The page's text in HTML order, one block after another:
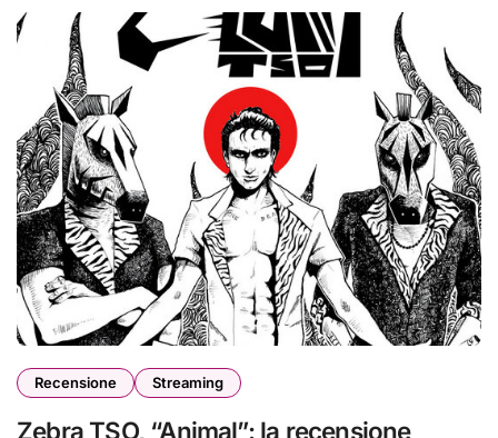
Recensione Streaming
Zebra TSO, “Animal”: la recensione